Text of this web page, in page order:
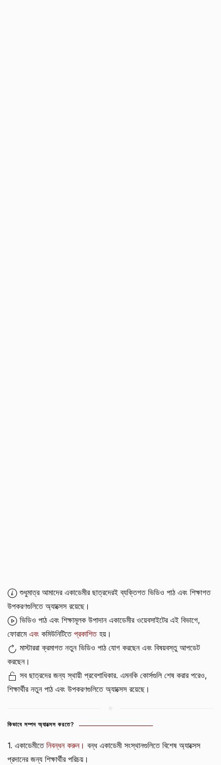
শুধুমাত্র আমাদের একাডেমীর ছাত্রদেরই ব্যক্তিগত ভিডিও পাঠ এবং শিক্ষাগত
উপকরণগুলিতে অ্যাক্সেস রয়েছে।
ভিডিও পাঠ এবং শিক্ষামূলক উপাদান একাডেমীর ওয়েবসাইটের এই বিভাগে,
ফোরামে এবং কমিউনিটিতে প্রকাশিতহয়।
মাস্টাররা ক্রমাগত নতুন ভিডিও পাঠ যোগ করছেন এবং বিষয়বস্তু আপডেট
করছেন।
সব ছাত্রদের জন্য স্থায়ী প্রবেশাধিকার. এমনকি কোর্সগুলি শেষ করার পরেও,
শিক্ষার্থীর নতুন পাঠ এবং উপকরণগুলিতে অ্যাক্সেস রয়েছে।
কিভাবে সম্পদ অ্যাক্সেস করতে?
1. একাডেমীতে নিবন্ধন করুন। বন্ধ একাডেমী সংস্থানগুলিতে বিশেষ অ্যাক্সেস
প্রদানের জন্য শিক্ষার্থীর পরিচয়।